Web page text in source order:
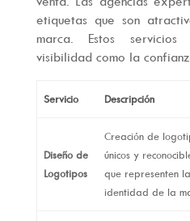
etiquetas que son
marca. Estos
visibilidad como la
Servicio Descripción
Diseño de
Logotipos
Creación de
únicos y
que representen la
identidad de la